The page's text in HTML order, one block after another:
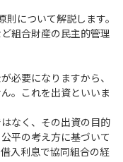
について解説します。
組合財産の民主的管理
必要になりますから、
。これを出資といいま
なく、その出資の目的
平の考え方に基づいて
入利息で協同組合の経